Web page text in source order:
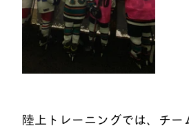
陸上トレーニングでは、チ